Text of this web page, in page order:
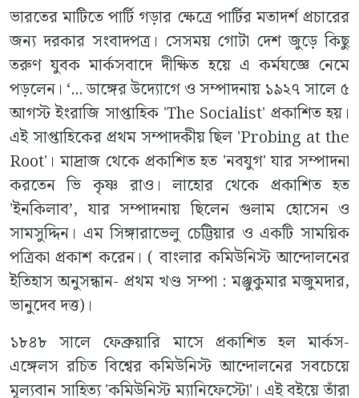
ভারতের মাটিতে পার্টি গড়ার ক্ষেত্রে পার্টির মতাদর্শ প্রচারের
জন‍্য দরকার সংবাদপত্র। সেসময় গোটা দেশ জুড়ে কিছু
তরুণ যুবক মার্কসবাদে দীক্ষিত হয়ে এ কর্মযজ্ঞে নেমে
পড়লেন। ‘... ডাঙ্গের উদ‍্যোগে ও সম্পাদনায় ১৯২৭ সালে ৫
আগস্ট ইংরাজি সাপ্তাহিক 'The Socialist' প্রকাশিত হয়।
এই সাপ্তাহিকের প্রথম সম্পাদকীয় ছিল 'Probing at the
Root'। মাদ্রাজ থেকে প্রকাশিত হত 'নবযুগ' যার সম্পাদনা
করতেন ভি কৃষ্ণ রাও। লাহোর থেকে প্রকাশিত হত
'ইনকিলাব’, যার সম্পাদনায় ছিলেন গুলাম হোসেন ও
সামসুদ্দিন। এম সিঙ্গারাভেলু চেট্টিয়ার ও একটি সাময়িক
পত্রিকা প্রকাশ করেন। ( বাংলার কমিউনিস্ট আন্দোলনের
ইতিহাস অনুসন্ধান- প্রথম খণ্ড সম্পা : মঞ্জুকুমার মজুমদার,
ভানুদেব দত্ত)।
১৮৪৮ সালে ফেব্রুয়ারি মাসে প্রকাশিত হল মার্কস-
এঙ্গেলস রচিত বিশ্বের কমিউনিস্ট আন্দোলনের সবচেয়ে
মূল‍্যবান সাহিত‍্য 'কমিউনিস্ট ম‍্যানিফেস্টো'। এই বইয়ে তাঁরা